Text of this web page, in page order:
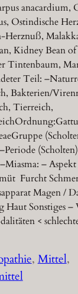
anacardium,
Ostindische
Herznuß,
Kidney Bean of
Tintenbaum,
Teil:
Bakterien/
Tierreich,
–
Furcht
Magen /
Haut Sonstiges –
<
, Mittel